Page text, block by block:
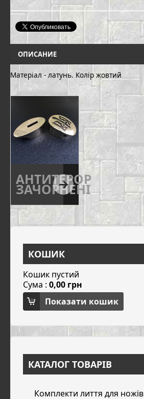
ОПИСАНИЕ
Матеріал - латунь. Колір жовтий
АНТИТЕРОР
ЗАЧОРНЕНІ
КОШИК
Кошик пустий
Сума : 0,00 грн
Показати кошик
КАТАЛОГ ТОВАРІВ
Комплекти лиття для ножів